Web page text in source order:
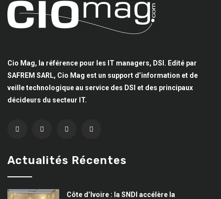
Cio Mag, la référence pour les IT managers, DSI. Edité par
SAFREM SARL, Cio Mag est un support d’information et de
veille technologique au service des DSI et des principaux
décideurs du secteur IT.
Actualités Récentes
Côte d’Ivoire : la SNDI accélère la